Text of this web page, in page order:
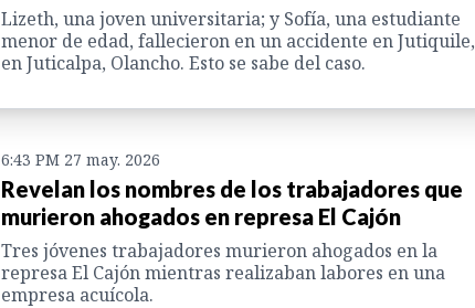
Lizeth, una joven universitaria; y Sofía, una estudiante
menor de edad, fallecieron en un accidente en Jutiquile,
en Juticalpa, Olancho. Esto se sabe del caso.
6:43 PM 27 may. 2026
Revelan los nombres de los trabajadores que
murieron ahogados en represa El Cajón
Tres jóvenes trabajadores murieron ahogados en la
represa El Cajón mientras realizaban labores en una
empresa acuícola.